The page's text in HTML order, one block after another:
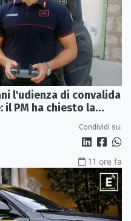
l'udienza di convalida
il PM ha chiesto la
Condividi su:
11 ore fa